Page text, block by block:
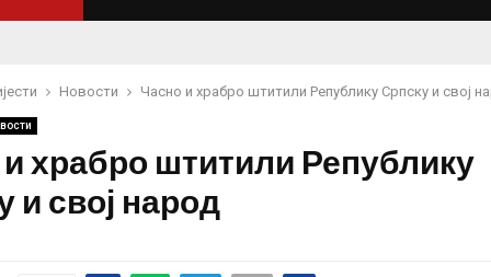
Новости Часно и храбро штитили Републику Српску и свој
храбро штитили Републику
и свој народ